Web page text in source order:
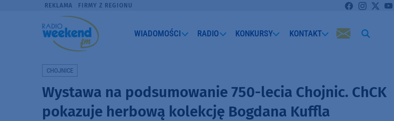
REKLAMA FIRMY Z REGIONU
WIADOMOŚCI RADIO KONKURSY KONTAKT
CHOJNICE
Wystawa na podsumowanie 750-lecia Chojnic. ChCK
pokazuje herbową kolekcję Bogdana Kuffla